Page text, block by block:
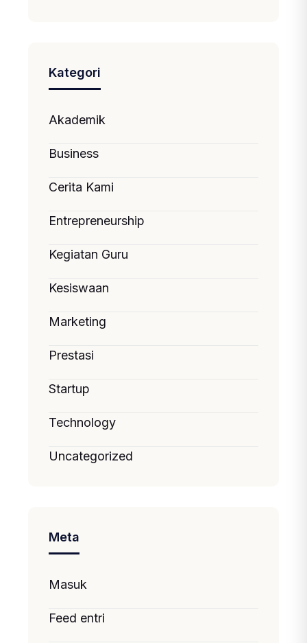
Kategori
Akademik
Business
Cerita Kami
Entrepreneurship
Kegiatan Guru
Kesiswaan
Marketing
Prestasi
Startup
Technology
Uncategorized
Meta
Masuk
Feed entri